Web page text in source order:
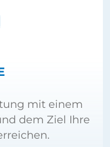
mit einem
dem Ziel Ihre